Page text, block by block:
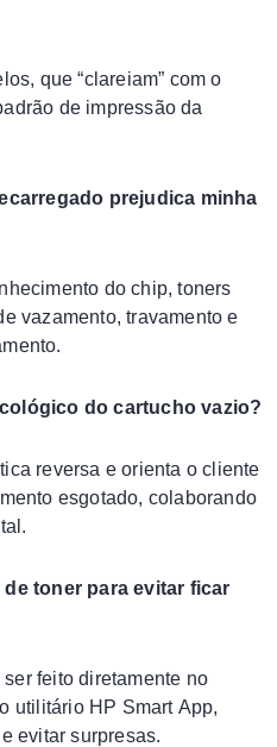
que “clareiam” com o
de impressão da
prejudica minha
do chip, toners
vazamento, travamento e
do cartucho vazio?
reversa e orienta o cliente
esgotado, colaborando
toner para evitar ficar
feito diretamente no
utilitário HP Smart App,
evitar surpresas.